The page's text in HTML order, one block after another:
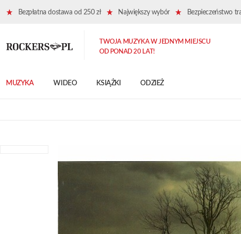
Bezpłatna dostawa od 250 zł Największy wybór Bezpieczeństwo
MUZYKA WIDEO KSIĄŻKI ODZIEŻ
TWOJA MUZYKA W JEDNYM MIEJSCU
OD PONAD 20 LAT!